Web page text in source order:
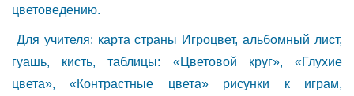
цветоведению.
Для учителя: карта страны Игроцвет, альбомный лист,
гуашь, кисть, таблицы: «Цветовой круг», «Глухие
цвета», «Контрастные цвета» рисунки к играм,